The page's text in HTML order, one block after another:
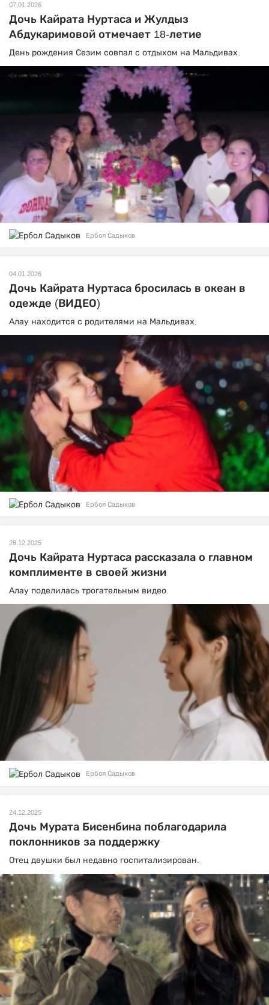
07.01.2026
Дочь Кайрата Нуртаса и Жулдыз
Абдукаримовой отмечает 18-летие
День рождения Сезим совпал с отдыхом на Мальдивах.
Ербол Садыков
04.01.2026
Дочь Кайрата Нуртаса бросилась в океан в
одежде (ВИДЕО)
Алау находится с родителями на Мальдивах.
Ербол Садыков
28.12.2025
Дочь Кайрата Нуртаса рассказала о главном
комплименте в своей жизни
Алау поделилась трогательным видео.
Ербол Садыков
24.12.2025
Дочь Мурата Бисенбина поблагодарила
поклонников за поддержку
Отец двушки был недавно госпитализирован.